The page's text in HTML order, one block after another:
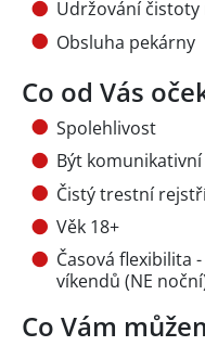
Udržování čistoty
Obsluha pekárny
Co od Vás
Spolehlivost
Být komunikativní
Čistý trestní
Věk 18+
Časová flexibilita
víkendů (NE
Co Vám